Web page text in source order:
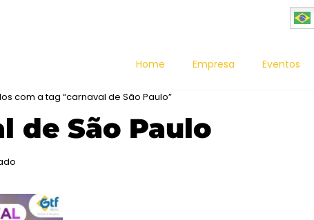
Home Empresa Eventos
com a tag “carnaval de São Paulo”
de São Paulo